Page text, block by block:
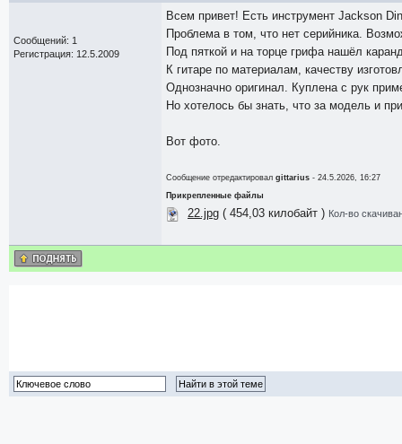
Сообщений: 1
Регистрация: 12.5.2009
Всем привет! Есть инструмент Jackson
Проблема в том, что нет серийника.
Под пяткой и на торце грифа нашёл
К гитаре по материалам, качеству
Однозначно оригинал. Куплена с рук
Но хотелось бы знать, что за модель и
Вот фото.
Сообщение отредактировал gittarius - 24.5.2026, 16:27
Прикрепленные файлы
22.jpg ( 454,03 килобайт ) Кол-во